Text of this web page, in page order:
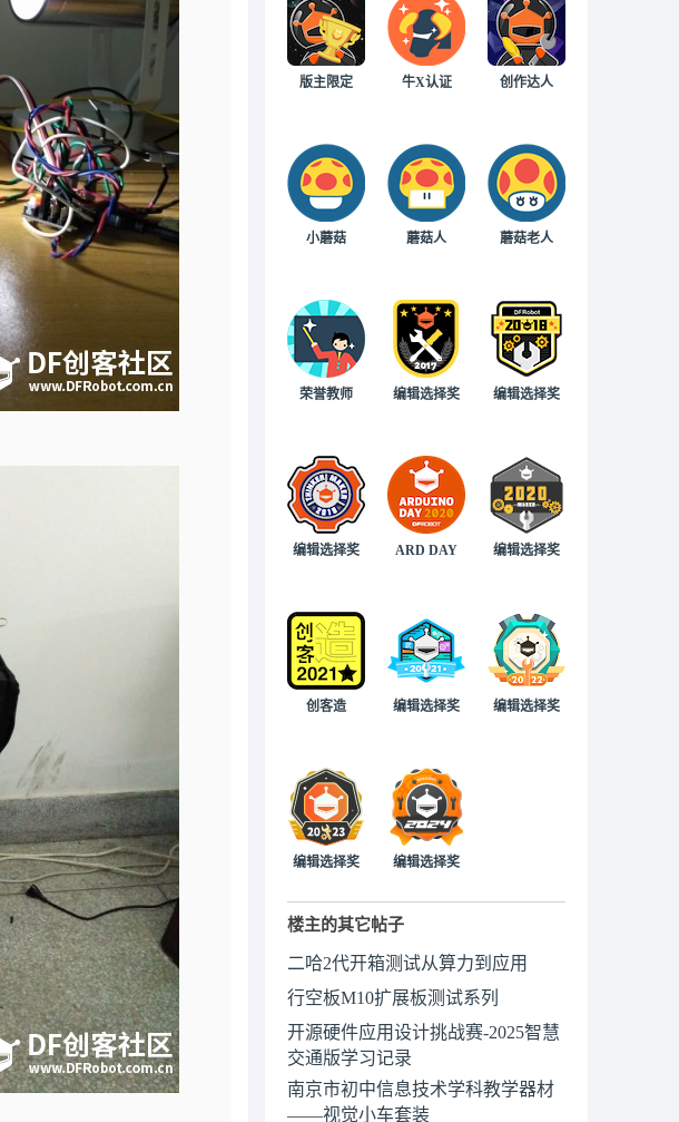
版主限定 牛X认证 创作达人
小蘑菇 蘑菇人 蘑菇老人
荣誉教师 编辑选择奖 编辑选择奖
编辑选择奖 ARD DAY 编辑选择奖
创客造 编辑选择奖 编辑选择奖
编辑选择奖 编辑选择奖
楼主的其它帖子
二哈2代开箱测试从算力到应用
行空板M10扩展板测试系列
开源硬件应用设计挑战赛-2025智慧
交通版学习记录
南京市初中信息技术学科教学器材
——视觉小车套装